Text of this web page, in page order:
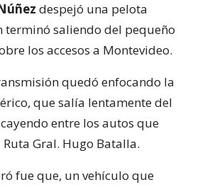
despejó una pelota
saliendo del pequeño
los accesos a Montevideo.
quedó enfocando la
que salía lentamente del
entre los autos que
Gral. Hugo Batalla.
fue que, un vehículo que